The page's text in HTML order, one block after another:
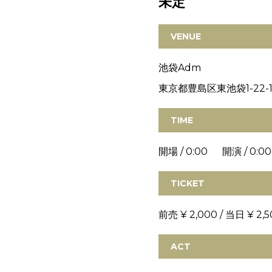
VENUE
池袋Adm
東京都豊島区東池袋1-22-
TIME
開場 / 0:00 開演 / 0:00
TICKET
前売 ¥ 2,000 / 当日 ¥
ACT